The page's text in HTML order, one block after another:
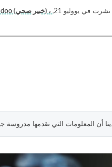
- نشرت في يووليو 21,
أن المعلومات التي نقدمها مدروسة